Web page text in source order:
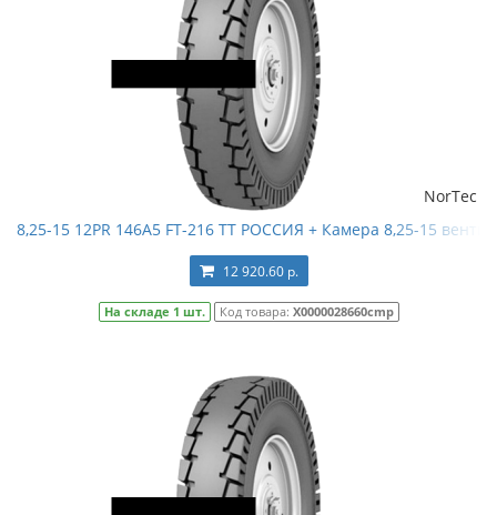
NorTec
8,25-15 12PR 146A5 FT-216 TT РОССИЯ + Камера 8,25-15
12 920.60 р.
На складе 1 шт. Код товара: Х0000028660cmp